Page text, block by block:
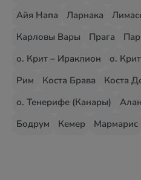
Айя Напа
Ларнака
Карловы Вары
Прага
о. Крит – Ираклион
о.
Рим
Коста Брава Коста
о. Тенерифе (Канары)
Бодрум
Кемер Мармарис